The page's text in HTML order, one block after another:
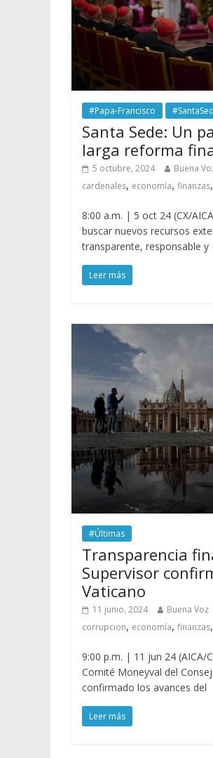
#Papa-Francisco
Santa Sede: Un
larga reforma
5 octubre, 2024 Buena
cardenales, economía, finanzas,
8:00 a.m. | 5 oct 24 (CX/
buscar nuevos recursos
transparente, responsable y
Leer más
#Últimas
Transparencia
Supervisor
Vaticano
11 junio, 2024 Buena Voz
corrupcion, economía, finanzas,
9:00 p.m. | 11 jun 24 (AICA/
Comité Moneyval del
confirmado los avances del
Leer más